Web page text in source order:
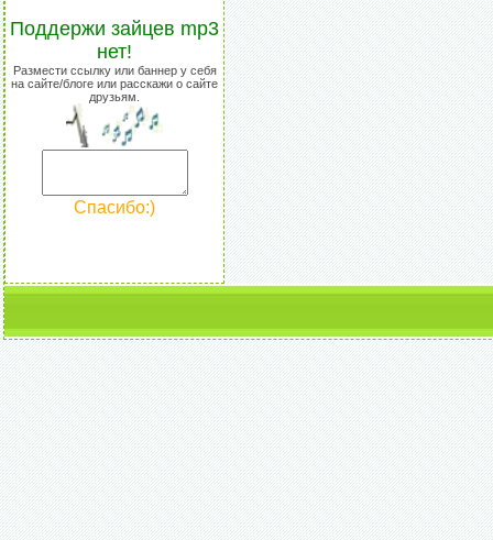
Поддержи зайцев mp3
нет!
Размести ссылку или баннер у себя
на сайте/блоге или расскажи о сайте
друзьям.
Спасибо:)